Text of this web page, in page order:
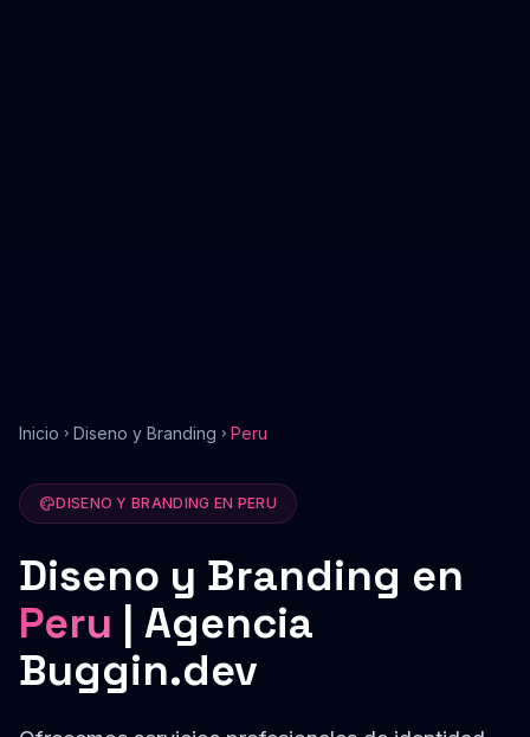
Inicio Diseno y Branding Peru
DISENO Y BRANDING EN PERU
Diseno y Branding en
Peru | Agencia
Buggin.dev